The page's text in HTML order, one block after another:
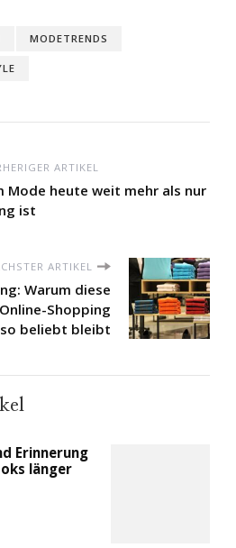
MODETRENDS
ARTIKEL
Mode heute weit mehr als nur
ist
ARTIKEL
Warum diese
Shopping
so beliebt bleibt
Erinnerung
länger